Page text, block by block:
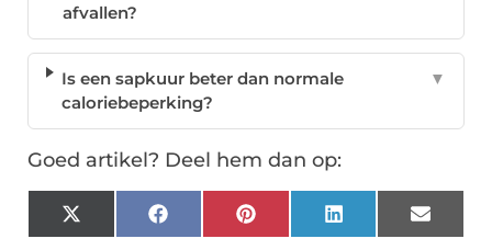
afvallen?
Is een sapkuur beter dan normale
caloriebeperking?
▼
Goed artikel? Deel hem dan op:
X
(Twitter)
FacebookPinterest LinkedIn Email